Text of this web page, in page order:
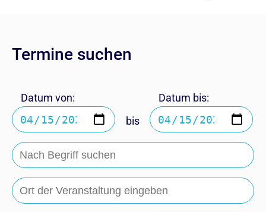
Termine suchen
Datum von:
bis
Datum bis: